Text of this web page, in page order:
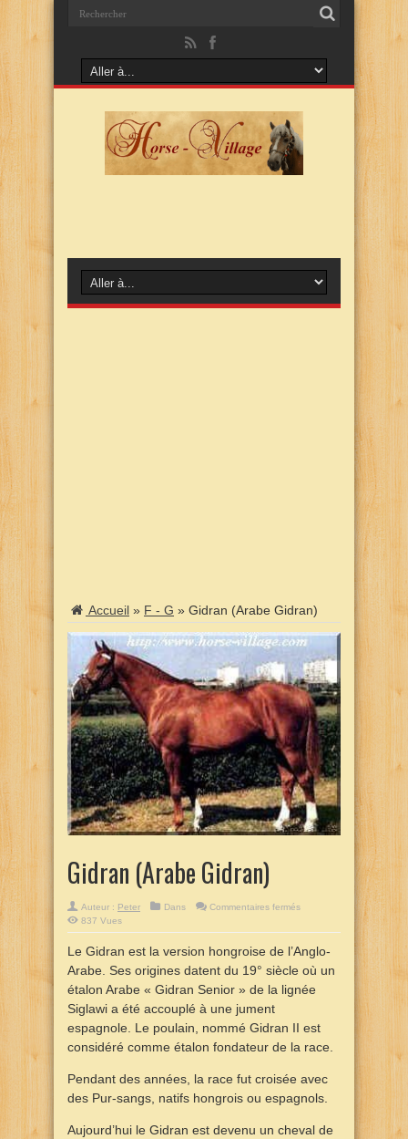
Accueil » F - G » Gidran (Arabe Gidran)
Gidran (Arabe Gidran)
Auteur : Peter Dans Commentaires ferméssur
837 Vues
Le Gidran est la version hongroise de l’Anglo-
Arabe. Ses origines datent du 19° siècle où un
étalon Arabe « Gidran Senior » de la lignée
Siglawi a été accouplé à une jument
espagnole. Le poulain, nommé Gidran II est
considéré comme étalon fondateur de la race.
Pendant des années, la race fut croisée avec
des Pur-sangs, natifs hongrois ou espagnols.
Aujourd’hui le Gidran est devenu un cheval de